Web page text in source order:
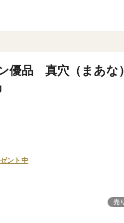
ン優品 真穴（まあ
ント中
売